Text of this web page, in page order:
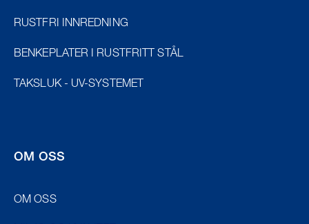
RUSTFRI INNREDNING
BENKEPLATER I RUSTFRITT STÅL
TAKSLUK - UV-SYSTEMET
OM OSS
OM OSS